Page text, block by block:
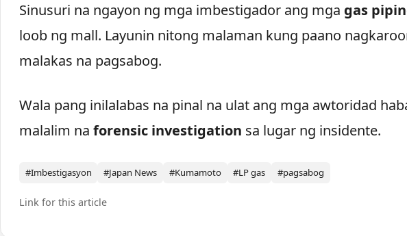
Sinusuri na ngayon ng mga imbestigador ang mga gas
loob ng mall. Layunin nitong malaman kung paano
malakas na pagsabog.
Wala pang inilalabas na pinal na ulat ang mga awtoridad
malalim na forensic investigation sa lugar ng insidente.
#Imbestigasyon #Japan News #Kumamoto #LP gas #pagsabog
Link for this article